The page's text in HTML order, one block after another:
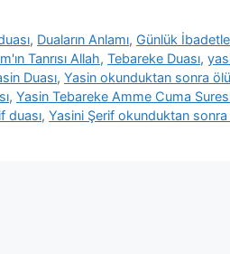
, Duaların Anlamı, Günlük
Tanrısı Allah, Tebareke Duası,
Duası, Yasin okunduktan sonra
, Yasin Tebareke Amme Cuma
duası, Yasini Şerif okunduktan sonra